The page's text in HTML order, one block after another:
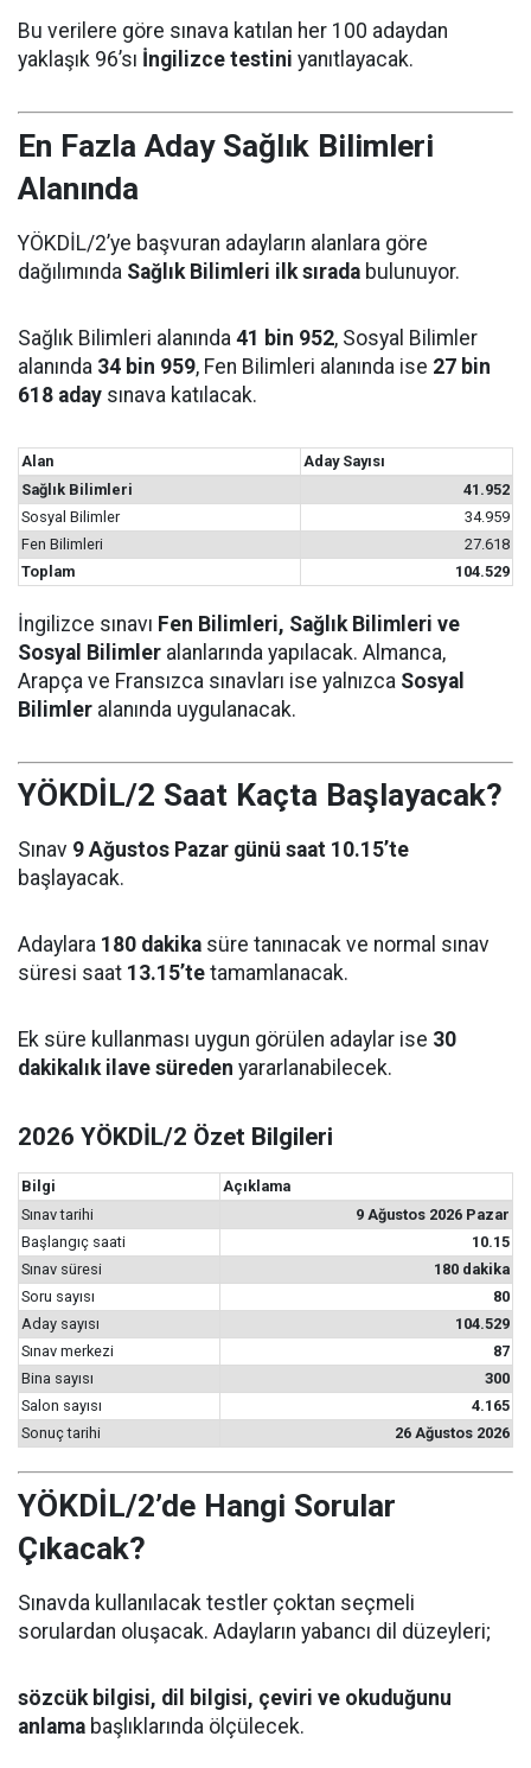
Bu verilere göre sınava katılan her 100 adaydan
yaklaşık 96’sı İngilizce testini yanıtlayacak.
En Fazla Aday Sağlık Bilimleri
Alanında
YÖKDİL/2’ye başvuran adayların alanlara göre
dağılımında Sağlık Bilimleri ilk sırada bulunuyor.
Sağlık Bilimleri alanında 41 bin 952, Sosyal Bilimler
alanında 34 bin 959, Fen Bilimleri alanında ise 27 bin
618 aday sınava katılacak.
Alan
Aday Sayısı
Sağlık Bilimleri
41.952
Sosyal Bilimler
34.959
Fen Bilimleri
27.618
Toplam
104.529
İngilizce sınavı Fen Bilimleri, Sağlık Bilimleri ve
Sosyal Bilimler alanlarında yapılacak. Almanca,
Arapça ve Fransızca sınavları ise yalnızca Sosyal
Bilimler alanında uygulanacak.
YÖKDİL/2 Saat Kaçta Başlayacak?
Sınav 9 Ağustos Pazar günü saat 10.15’te
başlayacak.
Adaylara 180 dakika süre tanınacak ve normal sınav
süresi saat 13.15’te tamamlanacak.
Ek süre kullanması uygun görülen adaylar ise 30
dakikalık ilave süreden yararlanabilecek.
2026 YÖKDİL/2 Özet Bilgileri
Bilgi
Açıklama
Sınav tarihi
9 Ağustos 2026 Pazar
Başlangıç saati
10.15
Sınav süresi
180 dakika
Soru sayısı
80
Aday sayısı
104.529
Sınav merkezi
87
Bina sayısı
300
Salon sayısı
4.165
Sonuç tarihi
26 Ağustos 2026
YÖKDİL/2’de Hangi Sorular
Çıkacak?
Sınavda kullanılacak testler çoktan seçmeli
sorulardan oluşacak. Adayların yabancı dil düzeyleri;
sözcük bilgisi, dil bilgisi, çeviri ve okuduğunu
anlama başlıklarında ölçülecek.